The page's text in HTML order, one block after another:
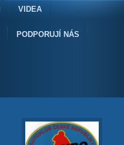
VIDEA
PODPORUJÍ NÁS